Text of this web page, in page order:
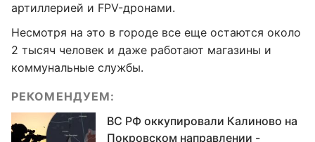
артиллерией и FPV-дронами.
Несмотря на это в городе все еще остаются около
2 тысяч человек и даже работают магазины и
коммунальные службы.
РЕКОМЕНДУЕМ:
ВС РФ оккупировали Калиново на
Покровском направлении -